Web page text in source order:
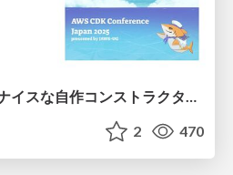
CDKコード品質UP！ナイスな自作コンストラクタを作るための便利インターフェース
2 470